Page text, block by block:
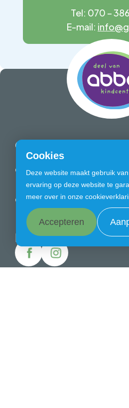
Cookies
Deze website maakt gebruik
ervaring op deze website te
meer over in onze
Accepteren
Tel: 070 –
E-mail:
Quick links
Over onze school
Wat
Ouders
Blijf ons volgen